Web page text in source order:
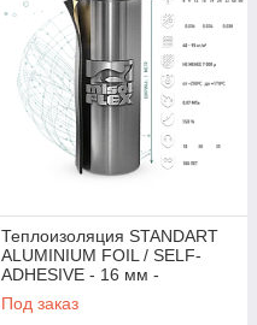
Теплоизоляция STANDART
ALUMINIUM FOIL / SELF-
ADHESIVE - 16 мм -
самоклеющаяся с алюм.
покрытием
Под заказ